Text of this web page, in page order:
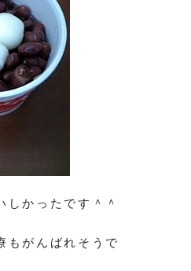
しかったです＾＾
もがんばれそうで